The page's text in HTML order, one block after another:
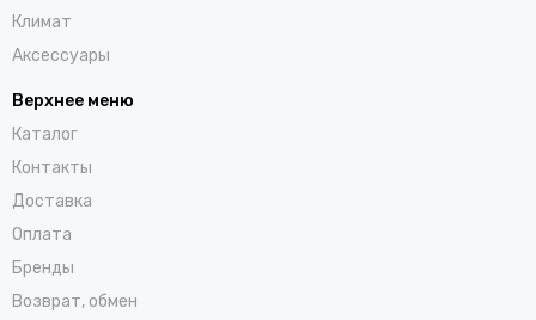
Климат
Аксессуары
Верхнее меню
Каталог
Контакты
Доставка
Оплата
Бренды
Возврат, обмен